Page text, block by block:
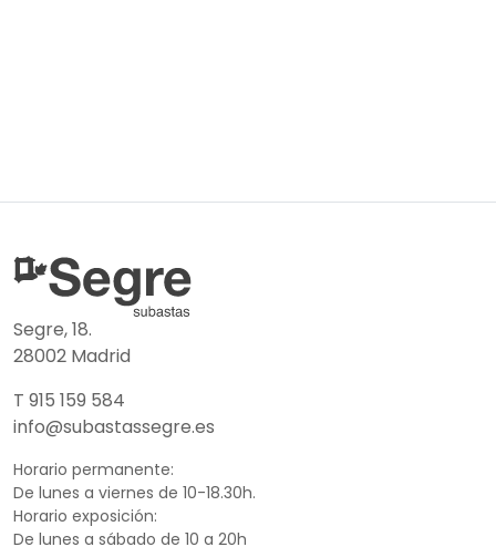
Segre, 18.
28002 Madrid
T 915 159 584
info@subastassegre.es
Horario permanente:
De lunes a viernes de 10-18.30h.
Horario exposición:
De lunes a sábado de 10 a 20h